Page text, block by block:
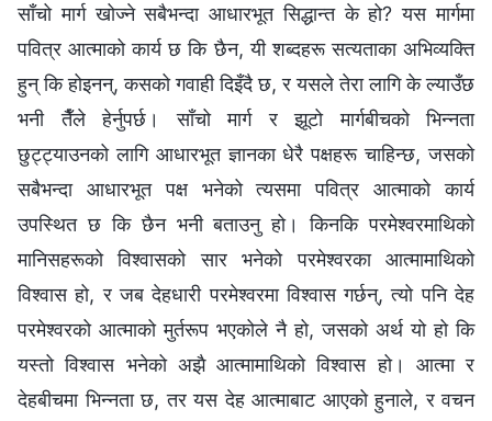
साँचो मार्ग खोज्ने सबैभन्दा आधारभूत सिद्धान्त के हो? यस मार्गमा
पवित्र आत्माको कार्य छ कि छैन, यी शब्दहरू सत्यताका अभिव्यक्ति
हुन्‌ कि होइनन्‌, कसको गवाही दिइँदै छ, र यसले तेरा लागि के ल्याउँछ
भनी तैँले हेर्नुपर्छ। साँचो मार्ग र झूटो मार्गबीचको भिन्नता
छुट्ट्याउनको लागि आधारभूत ज्ञानका धेरै पक्षहरू चाहिन्छ, जसको
सबैभन्दा आधारभूत पक्ष भनेको त्यसमा पवित्र आत्माको कार्य
उपस्थित छ कि छैन भनी बताउनु हो। किनकि परमेश्‍वरमाथिको
मानिसहरूको विश्‍वासको सार भनेको परमेश्‍वरका आत्मामाथिको
विश्‍वास हो, र जब देहधारी परमेश्‍वरमा विश्‍वास गर्छन्, त्यो पनि देह
परमेश्‍वरको आत्माको मुर्तरूप भएकोले नै हो, जसको अर्थ यो हो कि
यस्तो विश्‍वास भनेको अझै आत्मामाथिको विश्‍वास हो। आत्मा र
देहबीचमा भिन्नता छ, तर यस देह आत्माबाट आएको हुनाले, र वचन